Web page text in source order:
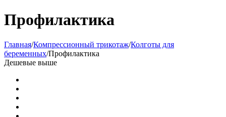
Профилактика
Главная/Компрессионный трикотаж/Колготы для
беременных/Профилактика
Дешевые выше